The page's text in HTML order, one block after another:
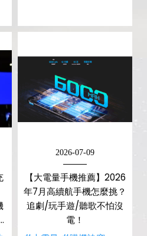
2026-07-09
【大電量手機推薦】2026
年7月高續航手機怎麼挑？
追劇/玩手遊/聽歌不怕沒
電！